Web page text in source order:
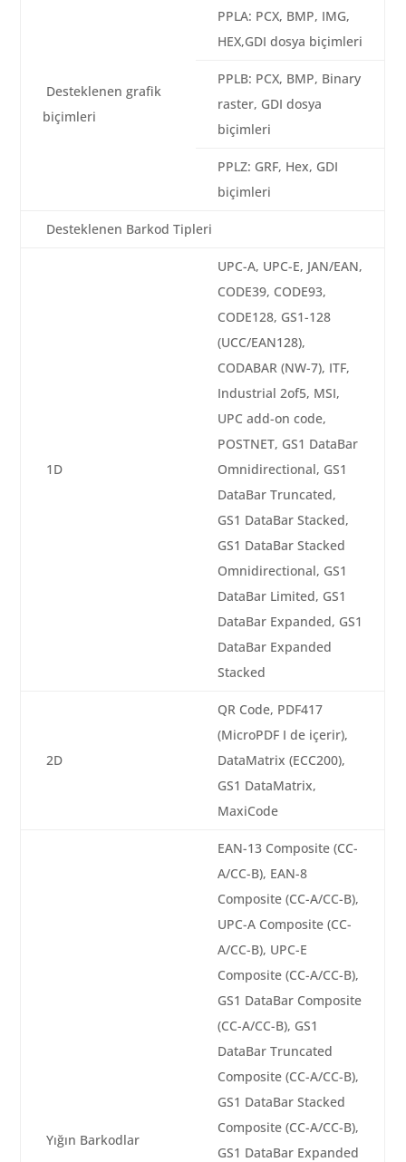
Desteklenen grafik
biçimleri
PPLA: PCX, BMP, IMG,
HEX,GDI dosya biçimleri
PPLB: PCX, BMP, Binary
raster, GDI dosya
biçimleri
PPLZ: GRF, Hex, GDI
biçimleri
Desteklenen Barkod Tipleri
1D
UPC-A, UPC-E, JAN/EAN,
CODE39, CODE93,
CODE128, GS1-128
(UCC/EAN128),
CODABAR (NW-7), ITF,
Industrial 2of5, MSI,
UPC add-on code,
POSTNET, GS1 DataBar
Omnidirectional, GS1
DataBar Truncated,
GS1 DataBar Stacked,
GS1 DataBar Stacked
Omnidirectional, GS1
DataBar Limited, GS1
DataBar Expanded, GS1
DataBar Expanded
Stacked
2D
QR Code, PDF417
(MicroPDF I de içerir),
DataMatrix (ECC200),
GS1 DataMatrix,
MaxiCode
Yığın Barkodlar
EAN-13 Composite (CC-
A/CC-B), EAN-8
Composite (CC-A/CC-B),
UPC-A Composite (CC-
A/CC-B), UPC-E
Composite (CC-A/CC-B),
GS1 DataBar Composite
(CC-A/CC-B), GS1
DataBar Truncated
Composite (CC-A/CC-B),
GS1 DataBar Stacked
Composite (CC-A/CC-B),
GS1 DataBar Expanded